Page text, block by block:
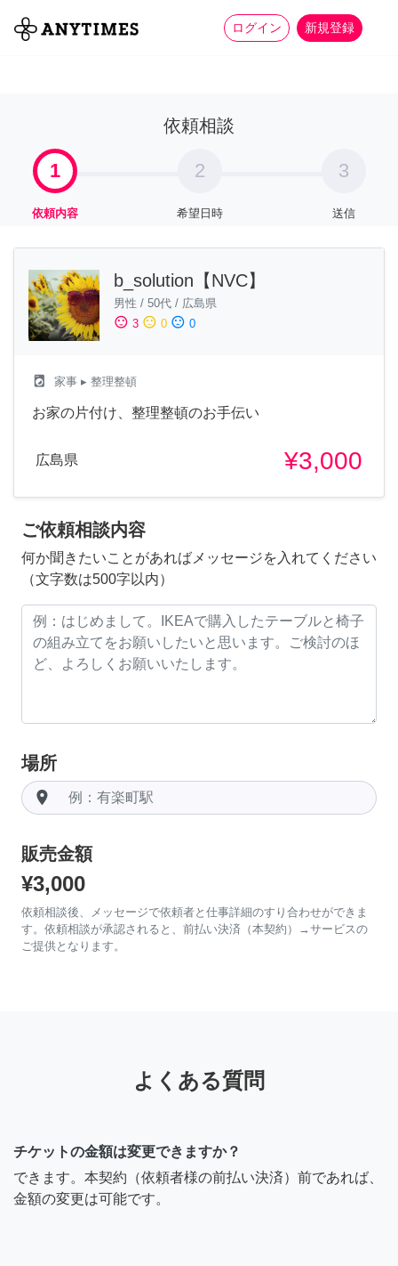
ログイン 新規登録
全て 家事 more_horiz
依頼相談
1
依頼内容
2
希望日時
3
送信
b_solution【NVC】
男性 / 50代 / 広島県
sentiment_satisfied 3 sentiment_neutral 0 sentiment_dissatisfied 0
local_laundry_service 家事 ▸ 整理整頓
お家の片付け、整理整頓のお手伝い
広島県 ¥3,000
ご依頼相談内容
何か聞きたいことがあればメッセージを入れてください
（文字数は500字以内）
場所
room
販売金額
¥3,000
依頼相談後、メッセージで依頼者と仕事詳細のすり合わせができま
す。依頼相談が承認されると、前払い決済（本契約）→サービスの
ご提供となります。
よくある質問
チケットの金額は変更できますか？
できます。本契約（依頼者様の前払い決済）前であれば、
金額の変更は可能です。